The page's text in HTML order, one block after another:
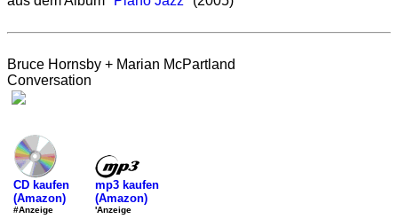
Bruce Hornsby + Marian McPartland
Conversation
CD kaufen
(Amazon)
#Anzeige
mp3 kaufen
(Amazon)
'Anzeige